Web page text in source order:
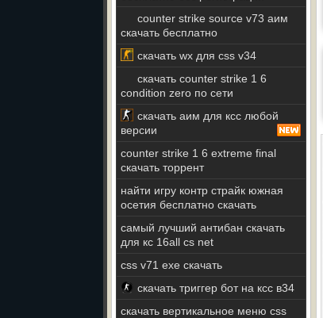
counter strike source v73 аим
скачать бесплатно
скачать wx для css v34
скачать counter strike 1 6
condition zero по сети
скачать аим для ксс любой
версии
counter strike 1 6 extreme final
скачать торрент
найти игру контр страйк южная
осетия бесплатно скачать
самый лучший антибан скачать
для кс 16all cs net
css v71 exe скачать
скачать триггер бот на ксс в34
скачать вертикальное меню css